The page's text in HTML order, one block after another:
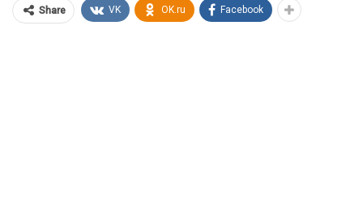
Share VK OK.ru Facebook